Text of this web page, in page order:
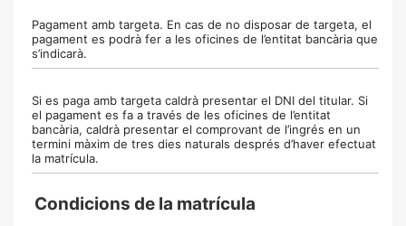
Pagament amb targeta. En cas de no disposar de targeta, el
pagament es podrà fer a les oficines de l’entitat bancària que
s’indicarà.
Si es paga amb targeta caldrà presentar el DNI del titular. Si
el pagament es fa a través de les oficines de l’entitat
bancària, caldrà presentar el comprovant de l’ingrés en un
termini màxim de tres dies naturals després d’haver efectuat
la matrícula.
Condicions de la matrícula